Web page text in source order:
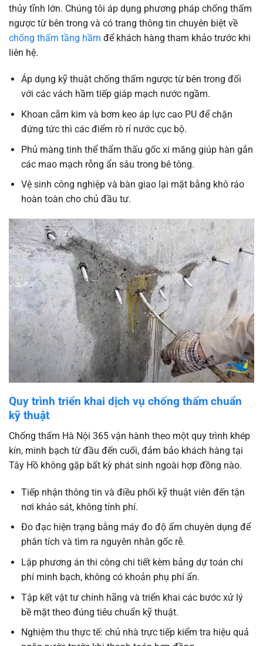
thủy tĩnh lớn. Chúng tôi áp dụng phương pháp chống thấm
ngược từ bên trong và có trang thông tin chuyên biệt về
chống thấm tầng hầm để khách hàng tham khảo trước khi
liên hệ.
Áp dụng kỹ thuật chống thấm ngược từ bên trong đối
với các vách hầm tiếp giáp mạch nước ngầm.
Khoan cắm kim và bơm keo áp lực cao PU để chặn
đứng tức thì các điểm rò rỉ nước cục bộ.
Phủ màng tinh thể thẩm thấu gốc xi măng giúp hàn gắn
các mao mạch rỗng ẩn sâu trong bê tông.
Vệ sinh công nghiệp và bàn giao lại mặt bằng khô ráo
hoàn toàn cho chủ đầu tư.
Quy trình triển khai dịch vụ chống thấm chuẩn
kỹ thuật
Chống thấm Hà Nội 365 vận hành theo một quy trình khép
kín, minh bạch từ đầu đến cuối, đảm bảo khách hàng tại
Tây Hồ không gặp bất kỳ phát sinh ngoài hợp đồng nào.
Tiếp nhận thông tin và điều phối kỹ thuật viên đến tận
nơi khảo sát, không tính phí.
Đo đạc hiện trạng bằng máy đo độ ẩm chuyên dụng để
phân tích và tìm ra nguyên nhân gốc rễ.
Lập phương án thi công chi tiết kèm bảng dự toán chi
phí minh bạch, không có khoản phụ phí ẩn.
Tập kết vật tư chính hãng và triển khai các bước xử lý
bề mặt theo đúng tiêu chuẩn kỹ thuật.
Nghiệm thu thực tế: chủ nhà trực tiếp kiểm tra hiệu quả